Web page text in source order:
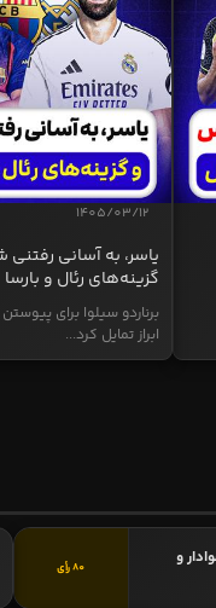
1405/03/12
یاسر، به آسانی
گزینه‌های رئال و بارسا
برناردو سیلوا برای پیوستن
ابراز تمایل کرد...
و
80 رأی